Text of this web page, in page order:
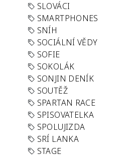
SLOVÁCI
SMARTPHONES
SNÍH
SOCIÁLNÍ VĚDY
SOFIE
SOKOLÁK
SONJIN DENÍK
SOUTĚŽ
SPARTAN RACE
SPISOVATELKA
SPOLUJIZDA
SRÍ LANKA
STAGE